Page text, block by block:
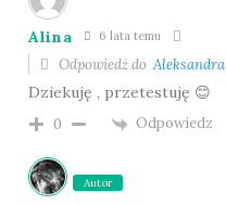
Alina 6 lata temu
Odpowiedź do Aleksandra
Dziekuję , przetestuję 😊
0 Odpowiedz
Autor